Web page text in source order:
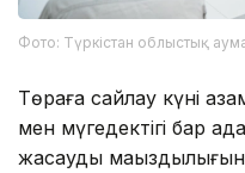
Фото: Түркістан облыстық
Төраға сайлау күні
мен мүгедектігі бар
жасаудың